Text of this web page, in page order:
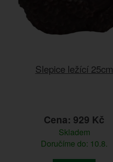
Slepice ležící 25cm
Cena: 929 Kč
Skladem
Doručíme do: 10.8.